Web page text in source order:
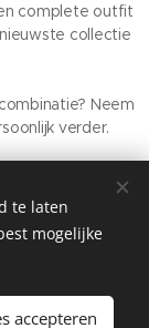
complete outfit
collectie
Neem
verder.
Cookies
te laten
mogelijke
accepteren